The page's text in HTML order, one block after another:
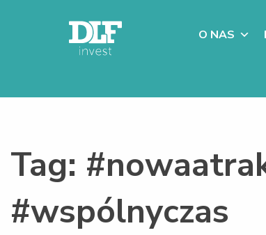
O NAS
Tag:
#wspólnyczas